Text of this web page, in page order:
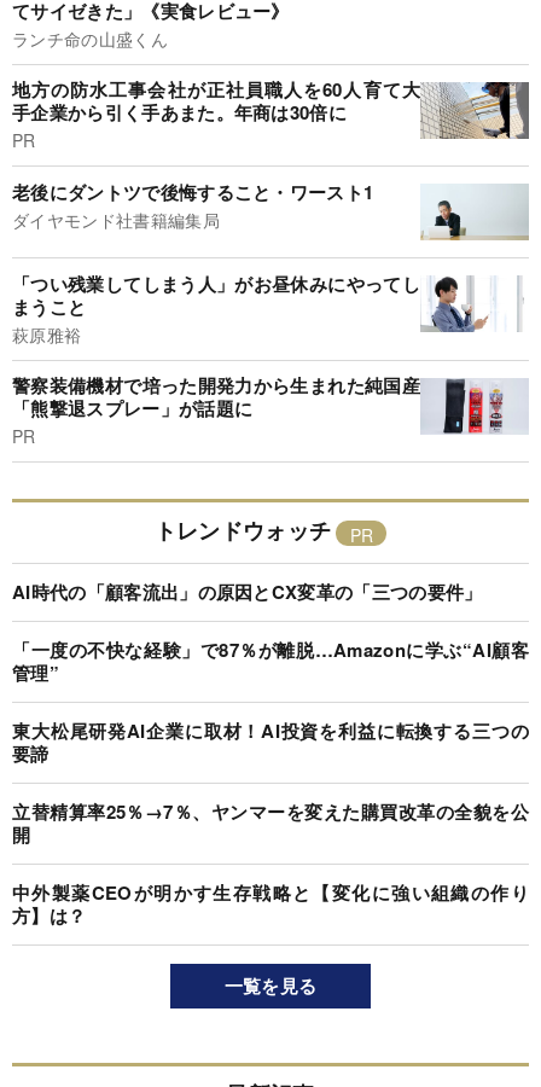
てサイゼきた」《実食レビュー》
ランチ命の山盛くん
地方の防水工事会社が正社員職人を60人育て大
手企業から引く手あまた。年商は30倍に
PR
老後にダントツで後悔すること・ワースト1
ダイヤモンド社書籍編集局
「つい残業してしまう人」がお昼休みにやってし
まうこと
萩原雅裕
警察装備機材で培った開発力から生まれた純国産
「熊撃退スプレー」が話題に
PR
トレンドウォッチ
AI時代の「顧客流出」の原因とCX変革の「三つの要件」
「一度の不快な経験」で87％が離脱…Amazonに学ぶ“AI顧客
管理”
東大松尾研発AI企業に取材！AI投資を利益に転換する三つの
要諦
立替精算率25％→7％、ヤンマーを変えた購買改革の全貌を公
開
中外製薬CEOが明かす生存戦略と【変化に強い組織の作り
方】は？
一覧を見る